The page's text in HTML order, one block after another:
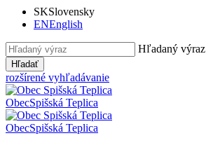
SKSlovensky
ENEnglish
Hľadaný výraz
Hľadať
rozšírené vyhľadávanie
ObecSpišská Teplica
ObecSpišská Teplica